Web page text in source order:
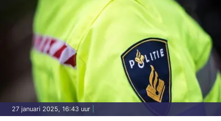
27 januari 2025, 16:43 uur